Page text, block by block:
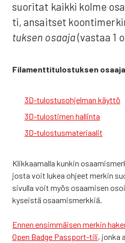
suo­ri­tat kaik­ki kol­me
ti, ansait­set
tuk­sen osaa­ja(vas­taa 1
Fila­ment­ti­tu­los­tuk­sen
3D-tulos­tus­oh­jel­man käyt­tö
3D-tulos­ti­men hal­lin­ta
3D-tulos­tus­ma­te­ri­aa­lit
Klik­kaa­mal­la kun­kin
jos­ta voit lukea ohjeet mer­kin
sivul­la voit myös osaa­mi­sen
kyseis­tä osaa­mis­merk­kiä.
Ennen ensim­mäi­sen mer­kin
Open Bad­ge Pass­port-tili, jon­ka